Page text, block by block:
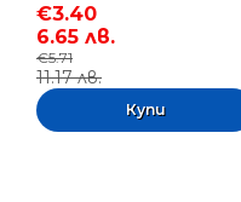
€3.40
6.65 лв.
€5.71
11.17 лв.